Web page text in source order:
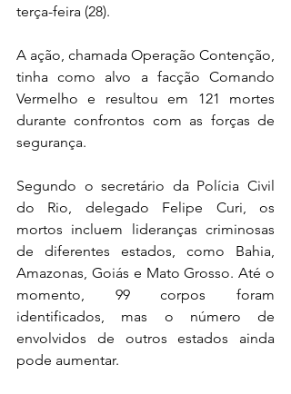
terça-feira (28).
A ação, chamada Operação Contenção,
tinha como alvo a facção Comando
Vermelho e resultou em 121 mortes
durante confrontos com as forças de
segurança.
Segundo o secretário da Polícia Civil
do Rio, delegado Felipe Curi, os
mortos incluem lideranças criminosas
de diferentes estados, como Bahia,
Amazonas, Goiás e Mato Grosso. Até o
momento, 99 corpos foram
identificados, mas o número de
envolvidos de outros estados ainda
pode aumentar.